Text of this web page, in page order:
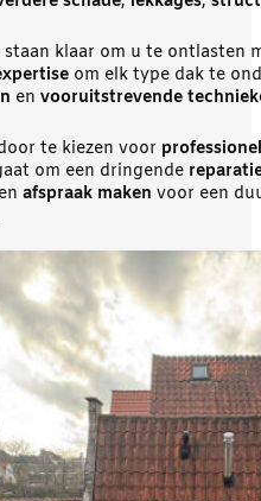
staan klaar om u te ontlasten
om elk type dak te
en vooruitstrevende
te kiezen voor
om een dringende
afspraak maken voor een